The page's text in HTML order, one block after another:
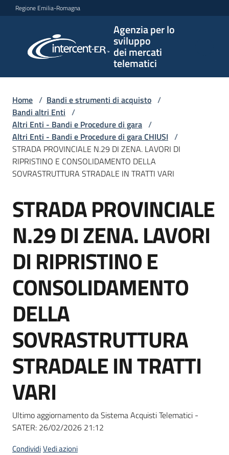
Vai al contenuto
Vai alla navigazione
Vai al footer
Regione Emilia-Romagna
Agenzia per lo
sviluppo
dei mercati
telematici
per lo
sviluppo
telematici
L'Agenzia
e
strumenti
acquisto
Supporto
Piattaforme
telematiche
site
Home / Bandi e strumenti di acquisto /
Bandi altri Enti /
Altri Enti - Bandi e Procedure di gara /
Altri Enti - Bandi e Procedure di gara CHIUSI /
STRADA PROVINCIALE N.29 DI ZENA. LAVORI DI
RIPRISTINO E CONSOLIDAMENTO DELLA
SOVRASTRUTTURA STRADALE IN TRATTI VARI
Salta al contenuto
STRADA PROVINCIALE
N.29 DI ZENA. LAVORI
DI RIPRISTINO E
CONSOLIDAMENTO
DELLA
SOVRASTRUTTURA
STRADALE IN TRATTI
VARI
Ultimo aggiornamento da Sistema Acquisti Telematici -
SATER: 26/02/2026 21:12
CondividiVedi azioni